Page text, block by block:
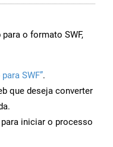
o formato SWF,
SWF”.
que deseja converter
iniciar o processo